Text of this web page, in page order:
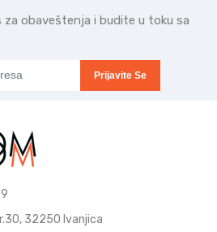
za obaveštenja i budite u toku sa
Prijavite Se
32250 Ivanjica